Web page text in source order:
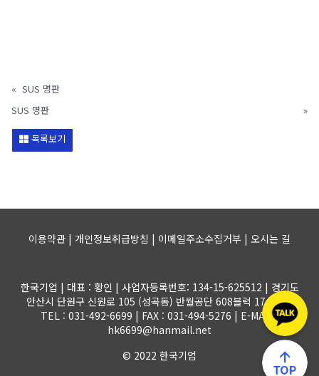
« SUS 명판
SUS 명판
»
목록보기
이용약관 | 개인정보취급방침 | 이메일주소수집거부 | 오시는 길
한국기업 | 대표 : 황인 | 사업자등록번호: 134-15-625512 | 경기도
안산시 단원구 신원로 105 (성곡동) 반월공단 608블럭 17-1롯트
TEL : 031-492-6699 | FAX : 031-494-5276 | E-MAIL :
hk6699@hanmail.net
© 2022 한국기업